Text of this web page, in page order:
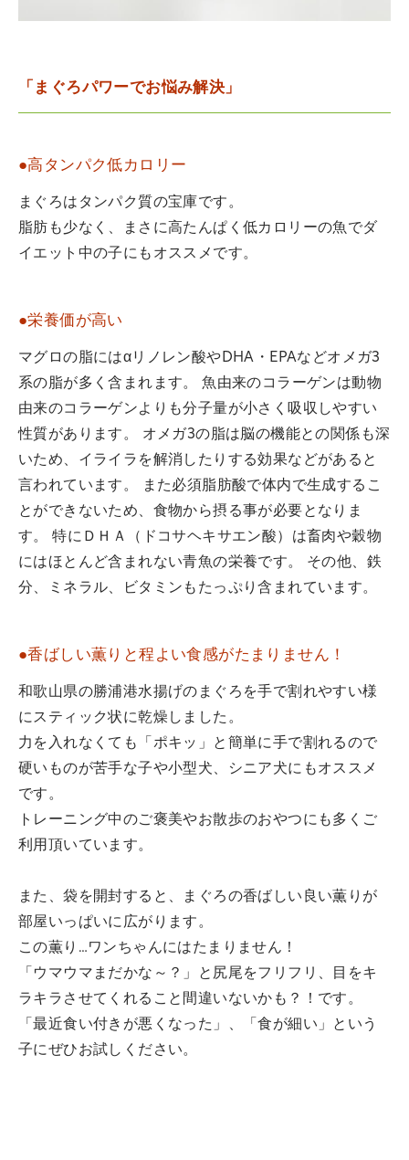
「まぐろパワーでお悩み解決」
●高タンパク低カロリー
まぐろはタンパク質の宝庫です。
脂肪も少なく、まさに高たんぱく低カロリーの魚でダ
イエット中の子にもオススメです。
●栄養価が高い
マグロの脂にはαリノレン酸やDHA・EPAなどオメガ3
系の脂が多く含まれます。 魚由来のコラーゲンは動物
由来のコラーゲンよりも分子量が小さく吸収しやすい
性質があります。 オメガ3の脂は脳の機能との関係も深
いため、イライラを解消したりする効果などがあると
言われています。 また必須脂肪酸で体内で生成するこ
とができないため、食物から摂る事が必要となりま
す。 特にＤＨＡ（ドコサヘキサエン酸）は畜肉や穀物
にはほとんど含まれない青魚の栄養です。 その他、鉄
分、ミネラル、ビタミンもたっぷり含まれています。
●香ばしい薫りと程よい食感がたまりません！
和歌山県の勝浦港水揚げのまぐろを手で割れやすい様
にスティック状に乾燥しました。
力を入れなくても「ポキッ」と簡単に手で割れるので
硬いものが苦手な子や小型犬、シニア犬にもオススメ
です。
トレーニング中のご褒美やお散歩のおやつにも多くご
利用頂いています。
また、袋を開封すると、まぐろの香ばしい良い薫りが
部屋いっぱいに広がります。
この薫り…ワンちゃんにはたまりません！
「ウマウマまだかな～？」と尻尾をフリフリ、目をキ
ラキラさせてくれること間違いないかも？！です。
「最近食い付きが悪くなった」、「食が細い」という
子にぜひお試しください。